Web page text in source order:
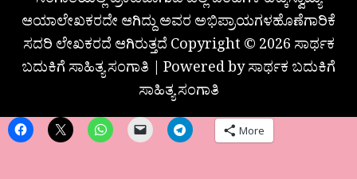
ಆಯಾಲೇಖಕರದೇ ಆಗಿದ್ದು ಅವರ ಅಭಿಪ್ರಾಯಗಳಹೊಣೆಗಾರಿಕೆ
ಸದರಿ ಲೇಖಕರದೆ ಆಗಿರುತ್ತದೆ Copyright © 2026 ಸಾರ್ಥಕ
ಬದುಕಿಗೆ ಸಾಹಿತ್ಯ ಸಂಗಾತಿ | Powered by ಸಾರ್ಥಕ ಬದುಕಿಗೆ
ಸಾಹಿತ್ಯ ಸಂಗಾತಿ
More